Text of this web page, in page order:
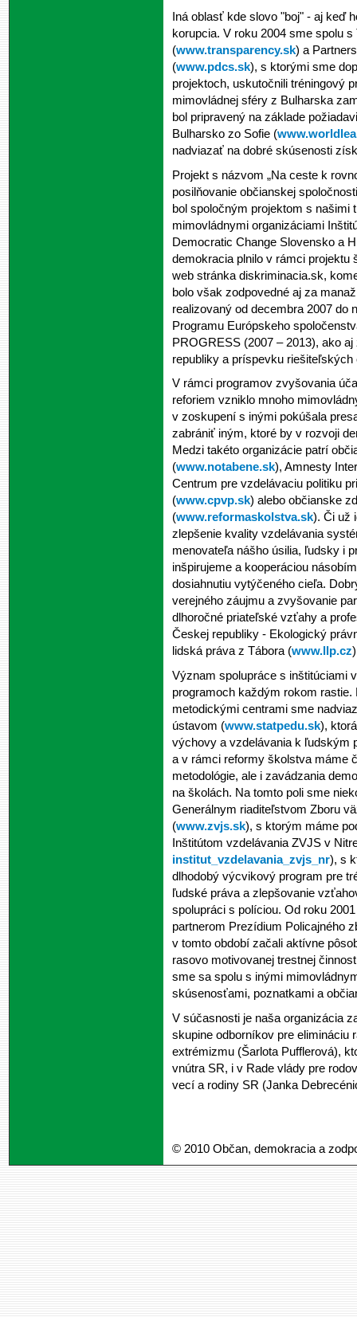
Iná oblasť kde slovo "boj" - aj keď
korupcia. V roku 2004 sme spolu
(www.transparency.sk) a
(www.pdcs.sk), s ktorými sme
projektoch, uskutočnili tréningový
mimovládnej sféry z Bulharska
bol pripravený na základe
Bulharsko zo Sofie (
nadviazať na dobré skúsenosti
Projekt s názvom „Na ceste k
posilňovanie občianskej
bol spoločným projektom s našimi
mimovládnymi organizáciami
Democratic Change Slovensko a
demokracia plnilo v rámci projektu
web stránka diskriminacia.sk,
bolo však zodpovedné aj za
realizovaný od decembra 2007 do
Programu Európskeho
PROGRESS (2007 – 2013), ako
republiky a príspevku riešiteľských
V rámci programov zvyšovania
reforiem vzniklo mnoho
v zoskupení s inými pokúšala
zabrániť iným, ktoré by v rozvoji
Medzi takéto organizácie patrí
(www.notabene.sk), Amnesty
Centrum pre vzdelávaciu politiku
(www.cpvp.sk) alebo občianske
(www.reformaskolstva.sk). Či už
zlepšenie kvality vzdelávania
menovateľa nášho úsilia, ľudsky i
inšpirujeme a kooperáciou
dosiahnutiu vytýčeného cieľa.
verejného záujmu a zvyšovanie
dlhoročné priateľské vzťahy a
Českej republiky - Ekologický
lidská práva z Tábora (www.llp.cz
Význam spolupráce s inštitúciami
programoch každým rokom
metodickými centrami sme
ústavom (www.statpedu.sk),
výchovy a vzdelávania k ľudským
a v rámci reformy školstva máme
metodológie, ale i zavádzania
na školách. Na tomto poli sme
Generálnym riaditeľstvom Zboru
(www.zvjs.sk), s ktorým máme
Inštitútom vzdelávania ZVJS v
institut_vzdelavania_zvjs_nr), s
dlhodobý výcvikový program pre
ľudské práva a zlepšovanie
spolupráci s políciou. Od roku
partnerom Prezídium Policajného
v tomto období začali aktívne
rasovo motivovanej trestnej
sme sa spolu s inými
skúsenosťami, poznatkami a
V súčasnosti je naša organizácia
skupine odborníkov pre elimináciu
extrémizmu (Šarlota Pufflerová),
vnútra SR, i v Rade vlády pre
vecí a rodiny SR (Janka
© 2010 Občan, demokracia a